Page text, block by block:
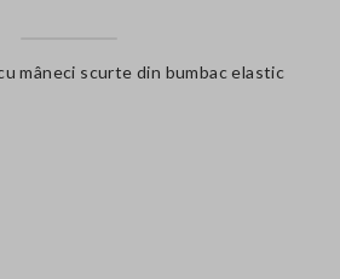
mâneci scurte din bumbac elastic